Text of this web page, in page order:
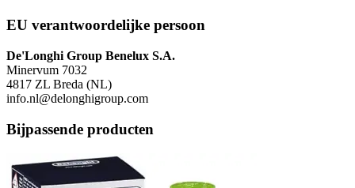
EU verantwoordelijke persoon
De'Longhi Group Benelux S.A.
Minervum 7032
4817 ZL Breda (NL)
info.nl@delonghigroup.com
Bijpassende producten